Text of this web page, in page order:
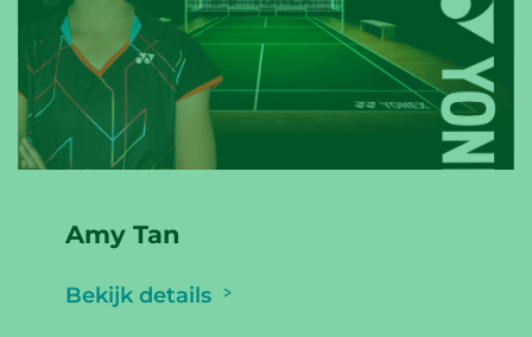
Amy Tan
Bekijk details